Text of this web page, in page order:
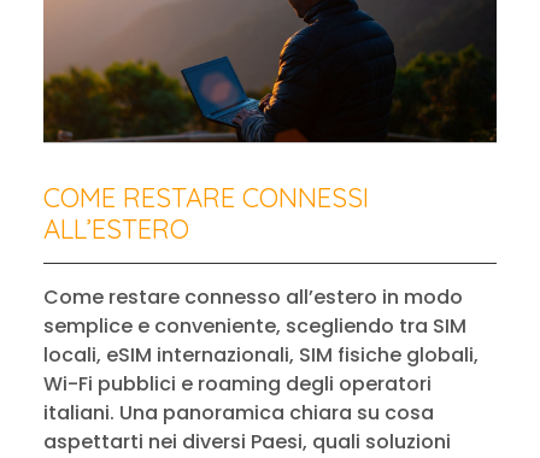
COME RESTARE CONNESSI
ALL’ESTERO
Come restare connesso all’estero in modo
semplice e conveniente, scegliendo tra SIM
locali, eSIM internazionali, SIM fisiche globali,
Wi-Fi pubblici e roaming degli operatori
italiani. Una panoramica chiara su cosa
aspettarti nei diversi Paesi, quali soluzioni